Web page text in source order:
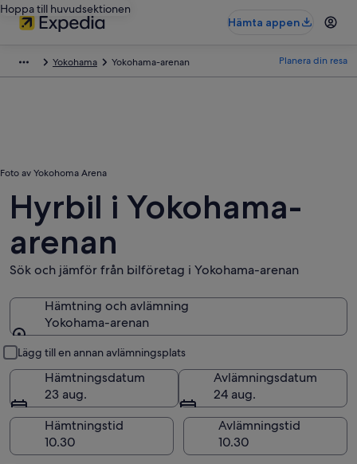
Hoppa till huvudsektionen
Hämta appen
Yokohama Yokohama-arenan Planera din resa
Foto av Yokohoma Arena
Hyrbil i Yokohama-
arenan
Sök och jämför från bilföretag i Yokohama-arenan
Hämtning och avlämning
Yokohama-arenan
Lägg till en annan avlämningsplats
Hämtningsdatum
23 aug.
Avlämningsdatum
24 aug.
Hämtningstid
Avlämningstid